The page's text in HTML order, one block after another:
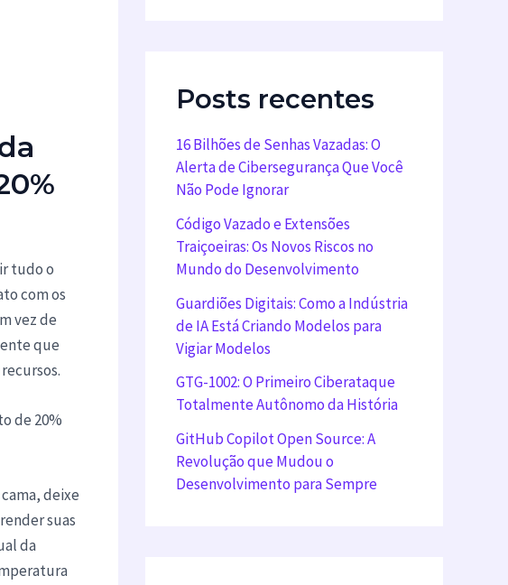
tudo o
com os
vez de
que
de 20%
deixe
suas
da
Posts recentes
16 Bilhões de Senhas Vazadas: O
Alerta de Cibersegurança Que Você
Não Pode Ignorar
Código Vazado e Extensões
Traiçoeiras: Os Novos Riscos no
Mundo do Desenvolvimento
Guardiões Digitais: Como a Indústria
de IA Está Criando Modelos para
Vigiar Modelos
GTG-1002: O Primeiro Ciberataque
Totalmente Autônomo da História
GitHub Copilot Open Source: A
Revolução que Mudou o
Desenvolvimento para Sempre